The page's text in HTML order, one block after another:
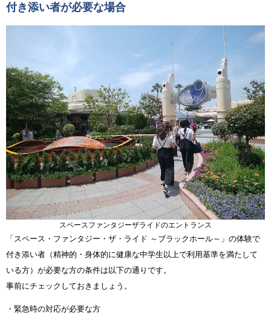
付き添い者が必要な場合
スペースファンタジーザライドのエントランス
「スペース・ファンタジー・ザ・ライド ～ブラックホール～」の体験で
付き添い者（精神的・身体的に健康な中学生以上で利用基準を満たして
いる方）が必要な方の条件は以下の通りです。
事前にチェックしておきましょう。
・緊急時の対応が必要な方